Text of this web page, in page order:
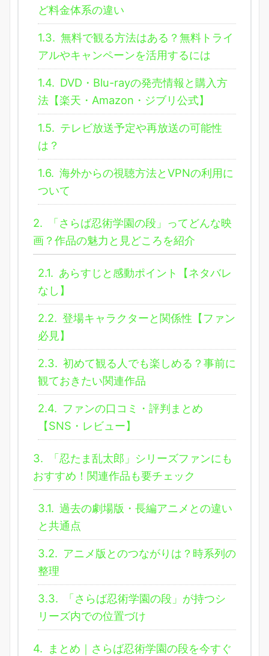
ど料金体系の違い
1.3. 無料で観る方法はある？無料トライ
アルやキャンペーンを活用するには
1.4. DVD・Blu-rayの発売情報と購入方
法【楽天・Amazon・ジブリ公式】
1.5. テレビ放送予定や再放送の可能性
は？
1.6. 海外からの視聴方法とVPNの利用に
ついて
2.
「さらば忍術学園の段」ってどんな映
画？作品の魅力と見どころを紹介
2.1. あらすじと感動ポイント【ネタバレ
なし】
2.2. 登場キャラクターと関係性【ファン
必見】
2.3. 初めて観る人でも楽しめる？事前に
観ておきたい関連作品
2.4. ファンの口コミ・評判まとめ
【SNS・レビュー】
3.
「忍たま乱太郎」シリーズファンにも
おすすめ！関連作品も要チェック
3.1. 過去の劇場版・長編アニメとの違い
と共通点
3.2. アニメ版とのつながりは？時系列の
整理
3.3.
「さらば忍術学園の段」が持つシ
リーズ内での位置づけ
4.
まとめ｜さらば忍術学園の段を今すぐ